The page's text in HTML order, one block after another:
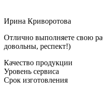
Ирина Криворотова
Отлично выполняете свою
довольны, респект!)
Качество продукции
Уровень сервиса
Срок изготовления